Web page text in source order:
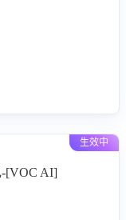
生效中
[VOC AI]